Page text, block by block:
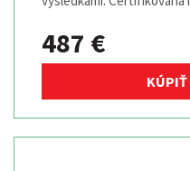
487 €
KÚPIŤ